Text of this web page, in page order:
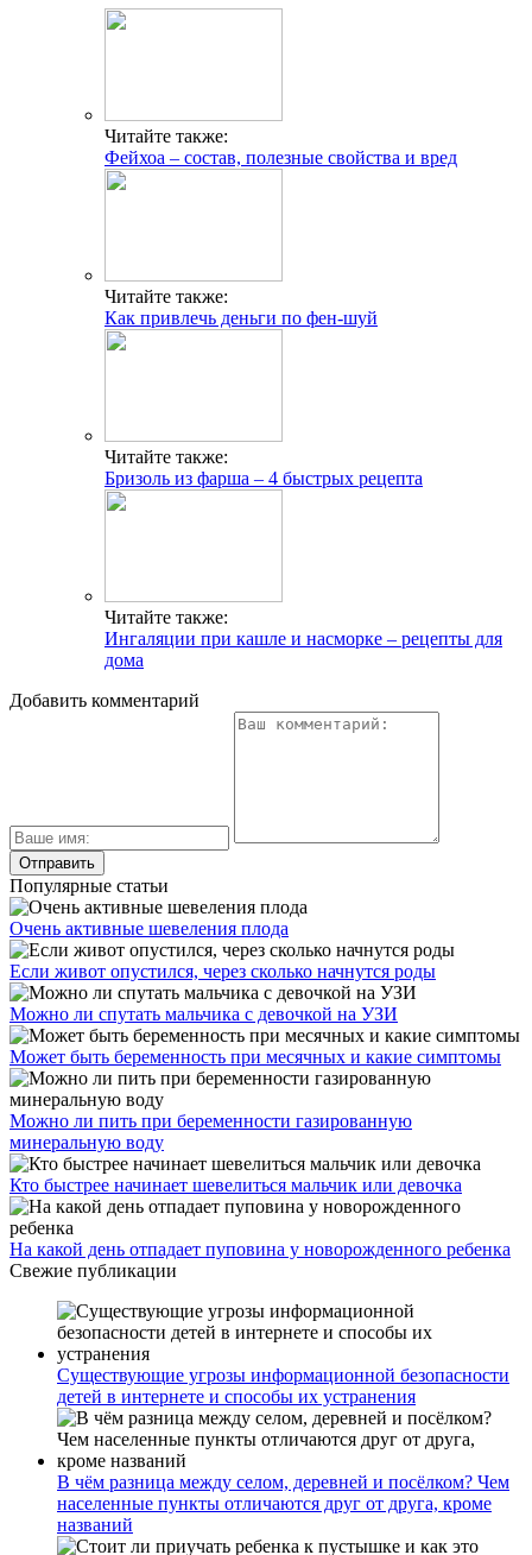
Читайте также:
Фейхоа – состав, полезные свойства и вред
Читайте также:
Как привлечь деньги по фен-шуй
Читайте также:
Бризоль из фарша – 4 быстрых рецепта
Читайте также:
Ингаляции при кашле и насморке – рецепты для
дома
Добавить комментарий
Популярные статьи
Очень активные шевеления плода
Если живот опустился, через сколько начнутся роды
Можно ли спутать мальчика с девочкой на УЗИ
Может быть беременность при месячных и какие симптомы
Можно ли пить при беременности газированную
минеральную воду
Кто быстрее начинает шевелиться мальчик или девочка
На какой день отпадает пуповина у новорожденного ребенка
Свежие публикации
Существующие угрозы информационной безопасности
детей в интернете и способы их устранения
В чём разница между селом, деревней и посёлком? Чем
населенные пункты отличаются друг от друга, кроме
названий